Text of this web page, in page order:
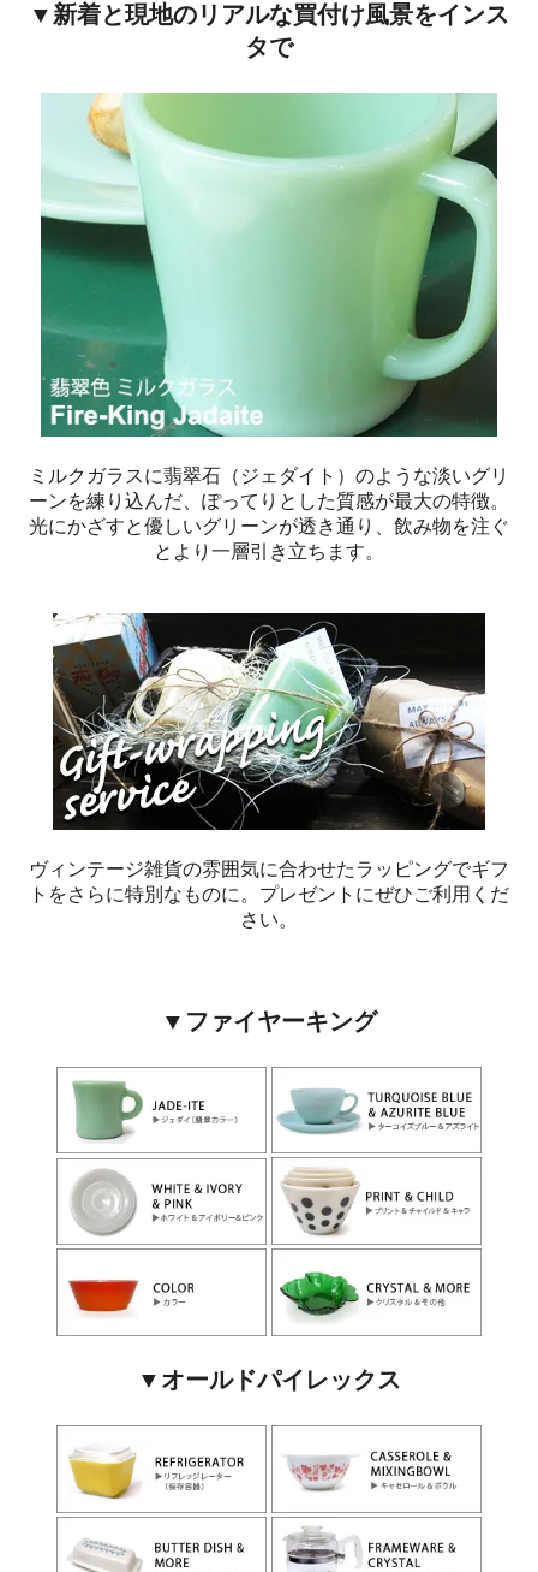
▼新着と現地のリアルな買付け風景をインス
タで
ミルクガラスに翡翠石（ジェダイト）のような淡いグリ
ーンを練り込んだ、ぽってりとした質感が最大の特徴。
光にかざすと優しいグリーンが透き通り、飲み物を注ぐ
とより一層引き立ちます。
ヴィンテージ雑貨の雰囲気に合わせたラッピングでギフ
トをさらに特別なものに。プレゼントにぜひご利用くだ
さい。
▼ファイヤーキング
▼オールドパイレックス